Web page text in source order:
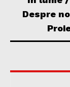
Despre